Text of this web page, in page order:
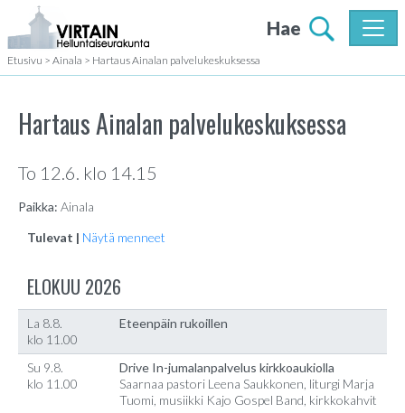
Hae
Etusivu > Ainala > Hartaus Ainalan palvelukeskuksessa
Hartaus Ainalan palvelukeskuksessa
To 12.6. klo 14.15
Paikka: Ainala
Tulevat | Näytä menneet
ELOKUU 2026
La 8.8.
klo 11.00
Eteenpäin rukoillen
Su 9.8.
klo 11.00
Drive In-jumalanpalvelus kirkkoaukiolla
Saarnaa pastori Leena Saukkonen, liturgi Marja
Tuomi, musiikki Kajo Gospel Band, kirkkokahvit